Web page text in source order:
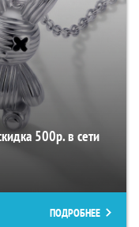
500р. в сети
ПОДРОБНЕЕ